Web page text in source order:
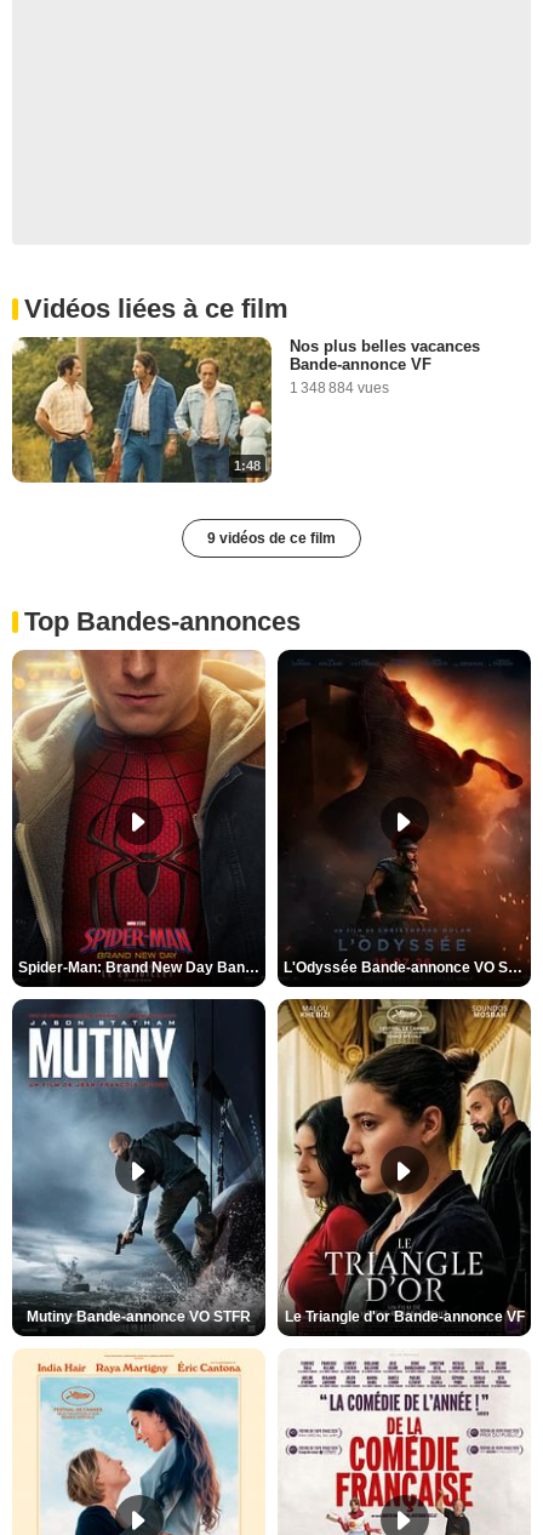
Vidéos liées à ce film
1:48
Nos plus belles vacances
Bande-annonce VF
1 348 884 vues
9 vidéos de ce film
Top Bandes-annonces
Spider-Man: Brand New Day Bande-annonce VO STFR L'Odyssée Bande-annonce VO STFR
Mutiny Bande-annonce VO STFR Le Triangle d'or Bande-annonce VF